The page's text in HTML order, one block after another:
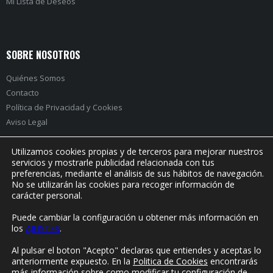
SOBRE NOSOTROS
Quiénes Somos
Contacto
Política de Privacidad y Cookies
Aviso Legal
PRÓXIMO EVENTO:
© Yorokonde 2020. Todos los derechos reservados.
Utilizamos cookies propias y de terceros para mejorar nuestros
servicios y mostrarle publicidad relacionada con tus
preferencias, mediante el análisis de sus hábitos de navegación.
No se utilizarán las cookies para recoger información de
carácter personal.
Puede cambiar la configuración u obtener más información en
los AJUSTES.
Al pulsar el boton "Acepto" declaras que entiendes y aceptas lo
anteriormente expuesto. En la Politica de Cookies encontrarás